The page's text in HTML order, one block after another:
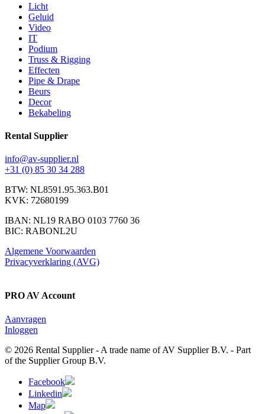
Licht
Geluid
Video
IT
Podium
Truss & Rigging
Effecten
Pipe & Drape
Beurs
Decor
Bekabeling
Rental Supplier
info@av-supplier.nl
+31 (0) 85 30 34 288
BTW: NL8591.95.363.B01
KVK: 72680199
IBAN: NL19 RABO 0103 7760 36
BIC: RABONL2U
Algemene Voorwaarden
Privacyverklaring (AVG)
PRO AV Account
Aanvragen
Inloggen
© 2026 Rental Supplier - A trade name of AV Supplier B.V. - Part
of the Supplier Group B.V.
Facebook
Linkedin
Map